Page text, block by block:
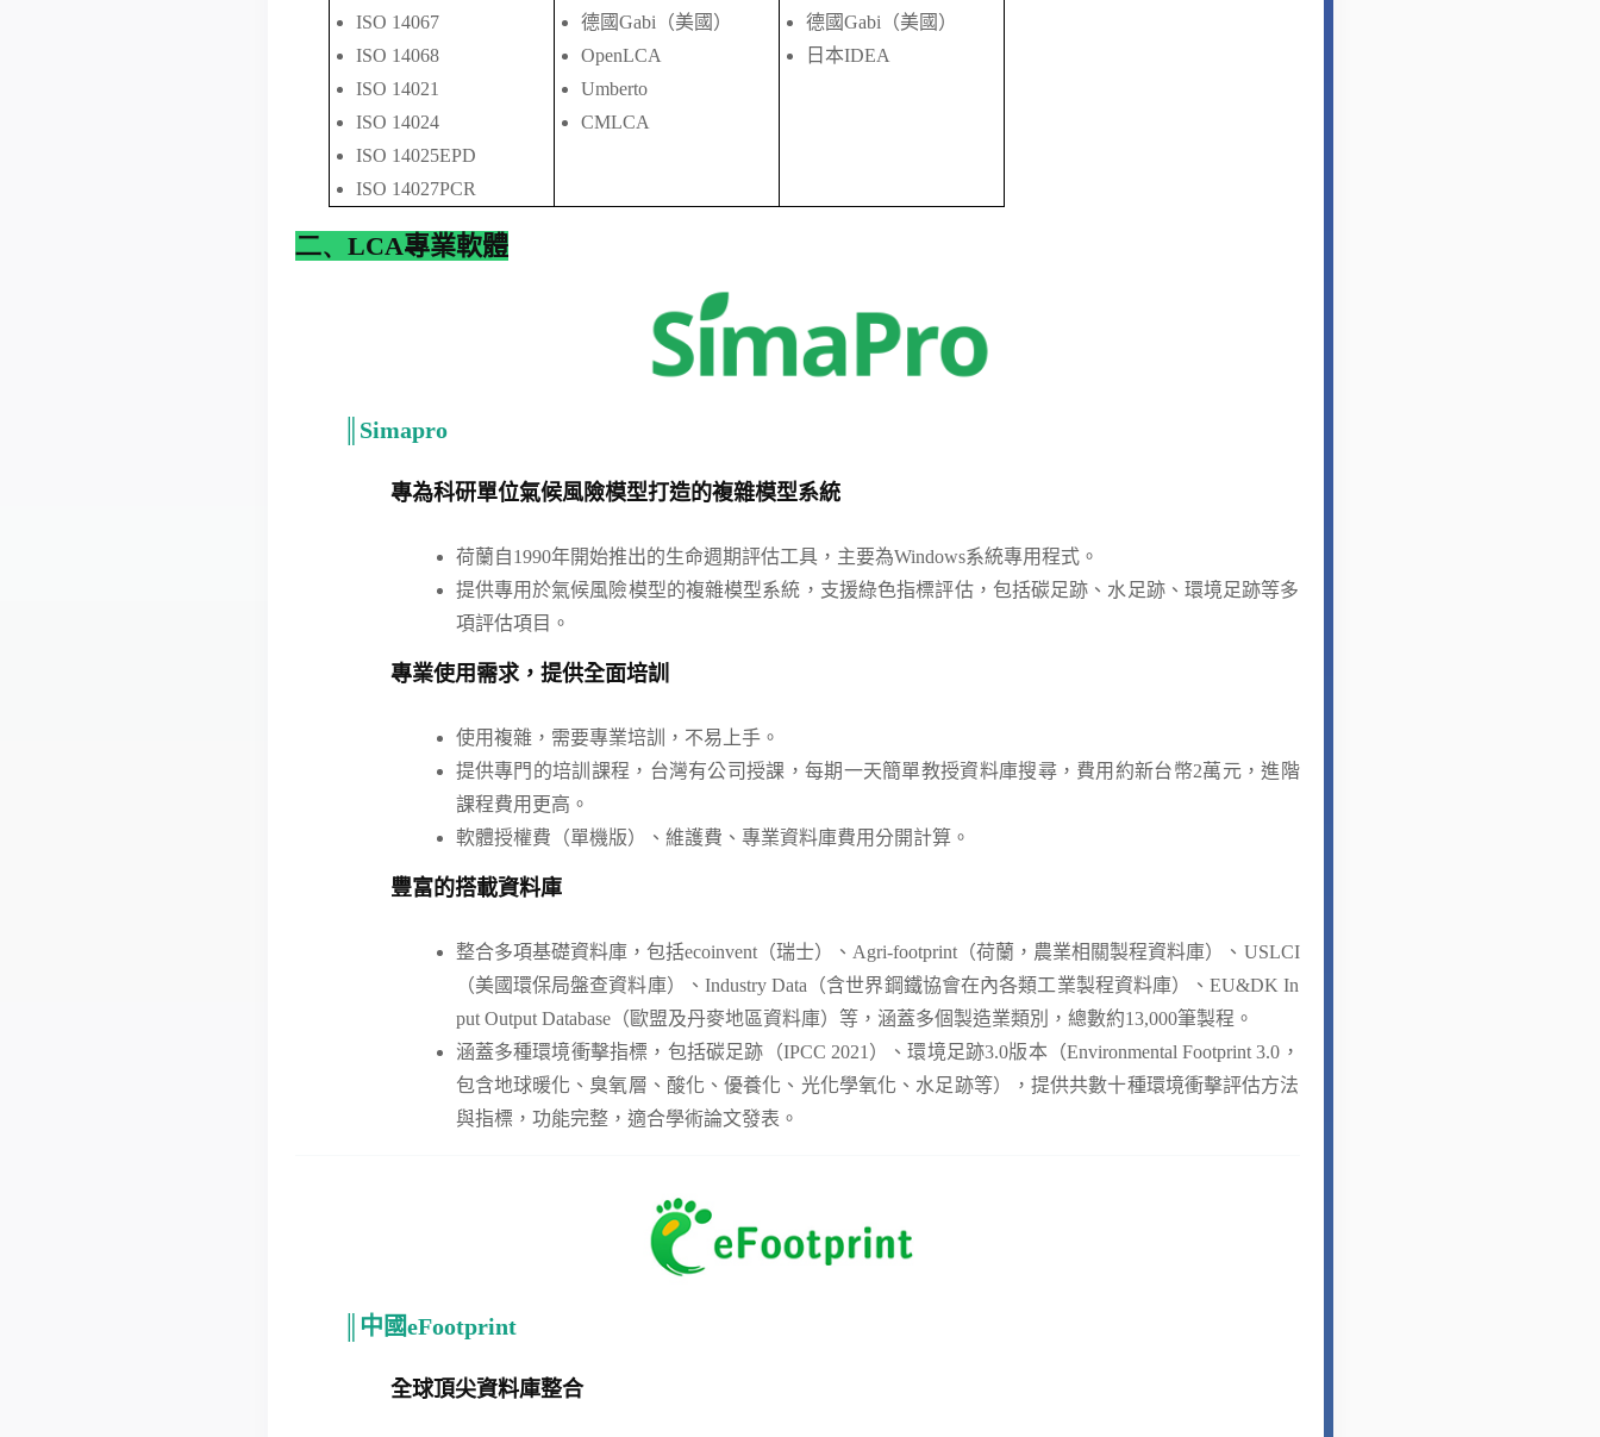
ISO 14067
ISO 14068
ISO 14021
ISO 14024
ISO 14025EPD
ISO 14027PCR
德國Gabi（美國）
OpenLCA
Umberto
CMLCA
德國Gabi（美國）
日本IDEA
二、 LCA專業軟體
║Simapro
專為科研單位氣候風險模型打造的複雜模型系統
荷蘭自1990年開始推出的生命週期評估工具，主要為Windows系統專用程式。
提供專用於氣候風險模型的複雜模型系統，支援綠色指標評估，包括碳足跡、水足跡、環境足跡等多
項評估項目。
專業使用需求，提供全面培訓
使用複雜，需要專業培訓，不易上手。
提供專門的培訓課程，台灣有公司授課，每期一天簡單教授資料庫搜尋，費用約新台幣2萬元，進階
課程費用更高。
軟體授權費（單機版）、維護費、專業資料庫費用分開計算。
豐富的搭載資料庫
整合多項基礎資料庫，包括ecoinvent（瑞士）、Agri-footprint（荷蘭，農業相關製程資料庫）、USLCI
（美國環保局盤查資料庫）、Industry Data（含世界鋼鐵協會在內各類工業製程資料庫）、EU&DK In
put Output Database（歐盟及丹麥地區資料庫）等，涵蓋多個製造業類別，總數約13,000筆製程。
涵蓋多種環境衝擊指標，包括碳足跡（IPCC 2021）、環境足跡3.0版本（Environmental Footprint 3.0，
包含地球暖化、臭氧層、酸化、優養化、光化學氧化、水足跡等），提供共數十種環境衝擊評估方法
與指標，功能完整，適合學術論文發表。
║中國eFootprint
全球頂尖資料庫整合